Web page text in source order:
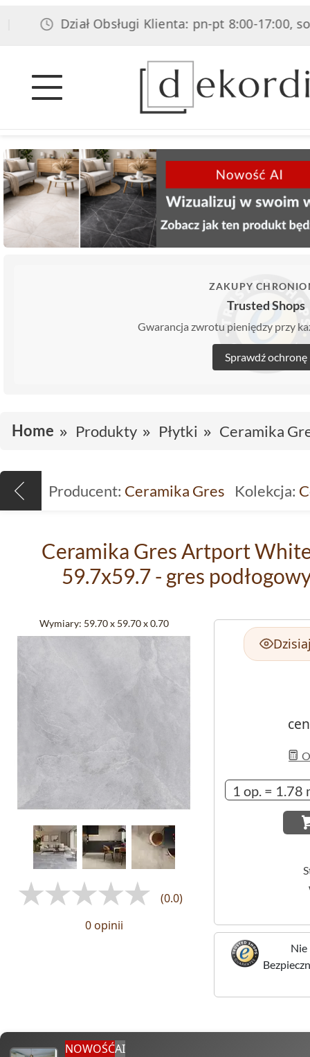
Dział Obsługi Klienta: pn-pt 8:00-17:00, sob
ZAKUPY
Trusted Shops
Gwarancja zwrotu pieniędzy przy
Sprawdź ochronę
Home Produkty Płytki Ceramika
Producent: Ceramika Gres Kolekcja:
Ceramika Gres Artport
59.7x59.7 - gres
Wymiary: 59.70 x 59.70 x 0.70
(0.0)
0 opinii
Nie
NOWOŚĆAI